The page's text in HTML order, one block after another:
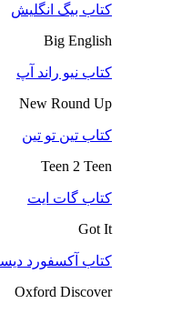
کتاب بیگ انگلیش
Big English
کتاب نیو راند آپ
New Round Up
کتاب تین تو تین
Teen 2 Teen
کتاب گات ایت
Got It
کتاب آکسفورد
Oxford Discover